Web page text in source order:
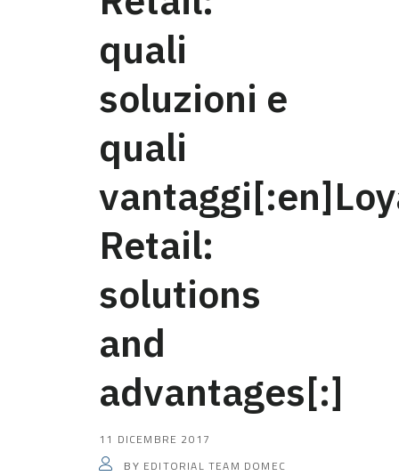
quali
soluzioni e
quali
Retail:
solutions
and
advantages[:]
11 DICEMBRE 2017
BY EDITORIAL TEAM DOMEC